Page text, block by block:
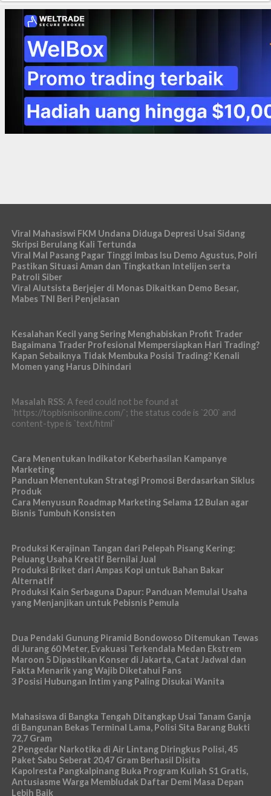
Viral Mahasiswi FKM Undana Diduga Depresi Usai Sidang
Skripsi Berulang Kali Tertunda
Viral Mal Pasang Pagar Tinggi Imbas Isu Demo Agustus, Polri
Pastikan Situasi Aman dan Tingkatkan Intelijen serta
Patroli Siber
Viral Alutsista Berjejer di Monas Dikaitkan Demo Besar,
Mabes TNI Beri Penjelasan
Kesalahan Kecil yang Sering Menghabiskan Profit Trader
Bagaimana Trader Profesional Mempersiapkan Hari Trading?
Kapan Sebaiknya Tidak Membuka Posisi Trading? Kenali
Momen yang Harus Dihindari
Masalah RSS: A feed could not be found at
`https://topbisnisonline.com/`; the status code is `200` and
content-type is `text/html`
Cara Menentukan Indikator Keberhasilan Kampanye
Marketing
Panduan Menentukan Strategi Promosi Berdasarkan Siklus
Produk
Cara Menyusun Roadmap Marketing Selama 12 Bulan agar
Bisnis Tumbuh Konsisten
Produksi Kerajinan Tangan dari Pelepah Pisang Kering:
Peluang Usaha Kreatif Bernilai Jual
Produksi Briket dari Ampas Kopi untuk Bahan Bakar
Alternatif
Produksi Kain Serbaguna Dapur: Panduan Memulai Usaha
yang Menjanjikan untuk Pebisnis Pemula
Dua Pendaki Gunung Piramid Bondowoso Ditemukan Tewas
di Jurang 60 Meter, Evakuasi Terkendala Medan Ekstrem
Maroon 5 Dipastikan Konser di Jakarta, Catat Jadwal dan
Fakta Menarik yang Wajib Diketahui Fans
3 Posisi Hubungan Intim yang Paling Disukai Wanita
Mahasiswa di Bangka Tengah Ditangkap Usai Tanam Ganja
di Bangunan Bekas Terminal Lama, Polisi Sita Barang Bukti
72,7 Gram
2 Pengedar Narkotika di Air Lintang Diringkus Polisi, 45
Paket Sabu Seberat 20,47 Gram Berhasil Disita
Kapolresta Pangkalpinang Buka Program Kuliah S1 Gratis,
Antusiasme Warga Membludak Daftar Demi Masa Depan
Lebih Baik